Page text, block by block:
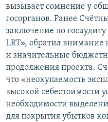
вызывает сомнение у
госорганов. Ранее
заключение по
LRT», обратил внимание
и значительные
продолжения проекта.
что «неокупаемость
высокой себестоимости
необходимости
для покрытия убытков